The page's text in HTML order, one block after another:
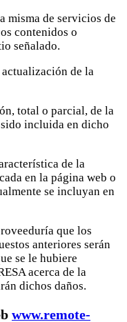
misma de servicios de
contenidos o
señalado.
de la
total o parcial, de la
incluida en dicho
de la
en la página web o
se incluyan en
que los
anteriores serán
se le hubiere
acerca de la
dichos daños.
www.remote-